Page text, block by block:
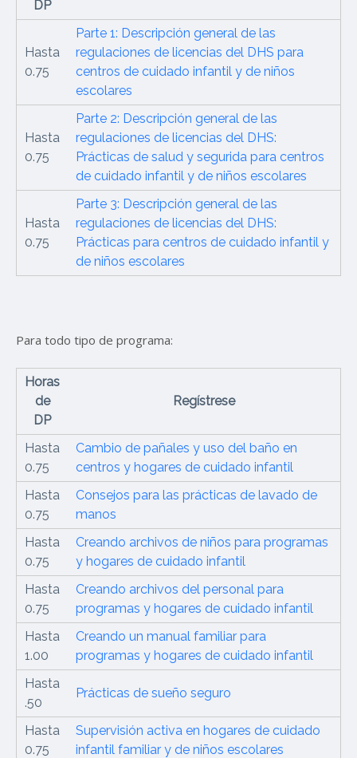
DP
Hasta
0.75
Parte 1: Descripción general de las
regulaciones de licencias del DHS para
centros de cuidado infantil y de niños
escolares
Hasta
0.75
Parte 2: Descripción general de las
regulaciones de licencias del DHS:
Prácticas de salud y segurida para centros
de cuidado infantil y de niños escolares
Hasta
0.75
Parte 3: Descripción general de las
regulaciones de licencias del DHS:
Prácticas para centros de cuidado infantil y
de niños escolares
Para todo tipo de programa:
Horas
de
DP
Regístrese
Hasta
0.75
Cambio de pañales y uso del baño en
centros y hogares de cuidado infantil
Hasta
0.75
Consejos para las prácticas de lavado de
manos
Hasta
0.75
Creando archivos de niños para programas
y hogares de cuidado infantil
Hasta
0.75
Creando archivos del personal para
programas y hogares de cuidado infantil
Hasta
1.00
Creando un manual familiar para
programas y hogares de cuidado infantil
Hasta
.50
Prácticas de sueño seguro
Hasta
0.75
Supervisión activa en hogares de cuidado
infantil familiar y de niños escolares